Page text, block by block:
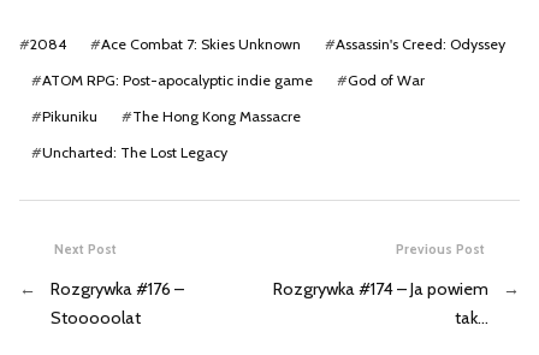
#2084 #Ace Combat 7: Skies Unknown #Assassin's Creed: Odyssey
#ATOM RPG: Post-apocalyptic indie game #God of War
#Pikuniku #The Hong Kong Massacre
#Uncharted: The Lost Legacy
Previous Post
Rozgrywka #174 – Ja powiem
tak…
→
Next Post
←
Rozgrywka #176 –
Stooooolat